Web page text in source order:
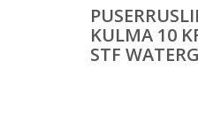
KULMA 10
STF